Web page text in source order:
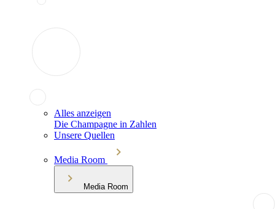
Alles anzeigen
Die Champagne in Zahlen
Unsere Quellen
Media Room
Media Room